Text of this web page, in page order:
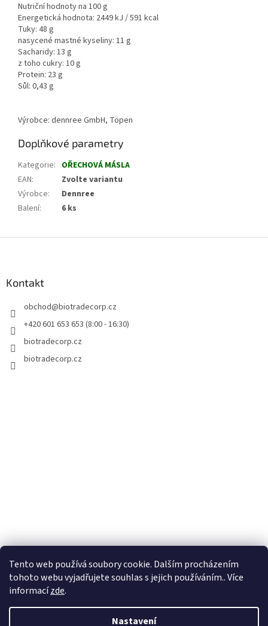
Tento web používá soubory cookie. Dalším procházením
tohoto webu vyjadřujete souhlas s jejich používáním.. Více
informacízde.
Nastavení
Nutriční hodnoty na 100 g
Energetická hodnota: 2449 kJ / 591 kcal
Tuky: 48 g
nasycené mastné kyseliny: 11 g
Sacharidy: 13 g
z toho cukry: 10 g
Protein: 23 g
Sůl: 0,43 g
Výrobce: dennree GmbH, Töpen
Doplňkové parametry
Kategorie: OŘECHOVÁ MÁSLA
EAN:
Zvolte variantu
Výrobce:
Dennree
Balení: 6 ks
Kontakt
obchod@biotradecorp.cz
+420 601 653 653 (8:00 - 16:30)
biotradecorp.cz
biotradecorp.cz